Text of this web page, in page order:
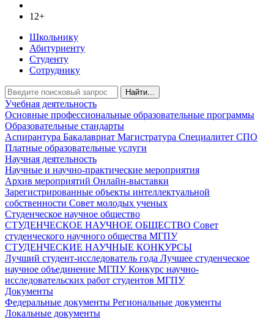
12+
Школьнику
Абитуриенту
Студенту
Сотруднику
Найти...
Учебная деятельность
Основные профессиональные образовательные программы
Образовательные стандарты
Аспирантура Бакалавриат Магистратура Специалитет СПО
Платные образовательные услуги
Научная деятельность
Научные и научно-практические мероприятия
Архив мероприятий Онлайн-выставки
Зарегистрированные объекты интеллектуальной
собственности Совет молодых ученых
Студенческое научное общество
СТУДЕНЧЕСКОЕ НАУЧНОЕ ОБЩЕСТВО Совет
студенческого научного общества МГПУ
СТУДЕНЧЕСКИЕ НАУЧНЫЕ КОНКУРСЫ
Лучший студент-исследователь года Лучшее студенческое
научное объединение МГПУКонкурс научно-
исследовательских работ студентов МГПУ
Документы
Федеральные документы Региональные документы
Локальные документы